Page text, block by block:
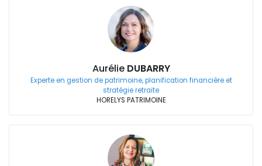
Aurélie DUBARRY
Experte en gestion de patrimoine, planification financière et
stratégie retraite
HORELYS PATRIMOINE